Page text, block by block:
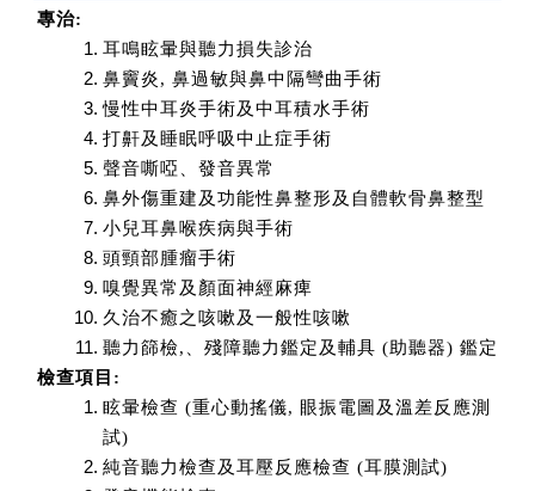
專治:
耳鳴眩暈與聽力損失診治
鼻竇炎, 鼻過敏與鼻中隔彎曲手術
慢性中耳炎手術及中耳積水手術
打鼾及睡眠呼吸中止症手術
聲音嘶啞、發音異常
鼻外傷重建及功能性鼻整形及自體軟骨鼻整型
小兒耳鼻喉疾病與手術
頭頸部腫瘤手術
嗅覺異常及顏面神經麻痺
久治不癒之咳嗽及一般性咳嗽
聽力篩檢,、殘障聽力鑑定及輔具 (助聽器) 鑑定
檢查項目 :
眩暈檢查 (重心動搖儀, 眼振電圖及溫差反應測
試)
純音聽力檢查及耳壓反應檢查 (耳膜測試)